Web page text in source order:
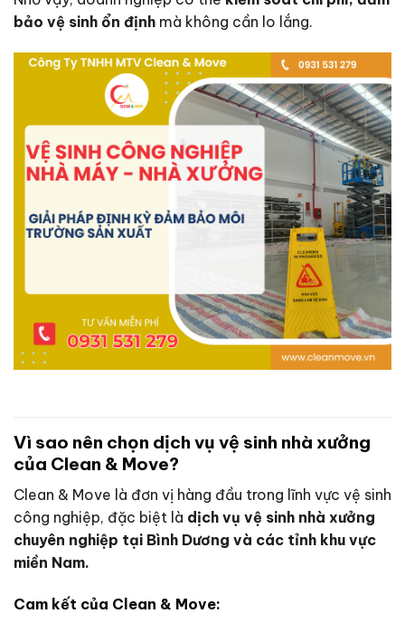
bảo vệ sinh ổn định mà không cần lo lắng.
Vì sao nên chọn dịch vụ vệ sinh nhà xưởng
của Clean & Move?
Clean & Move là đơn vị hàng đầu trong lĩnh vực vệ sinh
công nghiệp, đặc biệt là dịch vụ vệ sinh nhà xưởng
chuyên nghiệp tại Bình Dương và các tỉnh khu vực
miền Nam.
Cam kết của Clean & Move: